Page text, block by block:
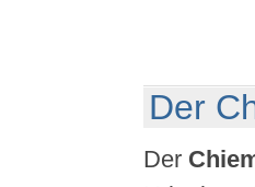
Der
Der